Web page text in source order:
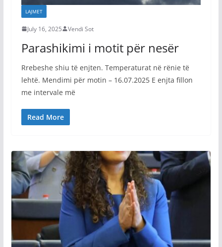
LAJMET
July 16, 2025 Vendi Sot
Parashikimi i motit për nesër
Rrebeshe shiu të enjten. Temperaturat në rënie të
lehtë. Mendimi për motin – 16.07.2025 E enjta fillon
me intervale më
Read More